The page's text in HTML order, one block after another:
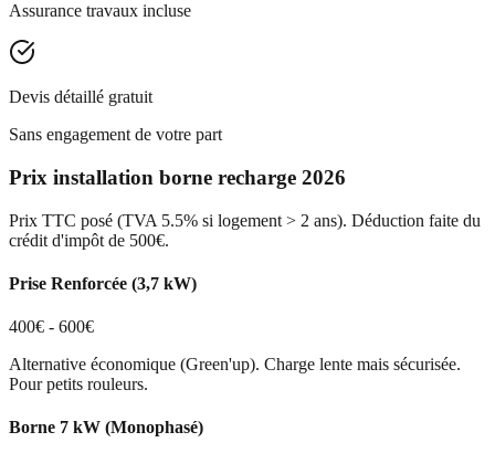
Assurance travaux incluse
Devis détaillé gratuit
Sans engagement de votre part
Prix installation borne recharge 2026
Prix TTC posé (TVA 5.5% si logement > 2 ans). Déduction faite du
crédit d'impôt de 500€.
Prise Renforcée (3,7 kW)
400€ - 600€
Alternative économique (Green'up). Charge lente mais sécurisée.
Pour petits rouleurs.
Borne 7 kW (Monophasé)